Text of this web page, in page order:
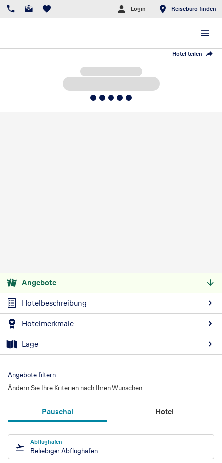
Login Reisebüro finden
Hotel teilen
5
Angebote
Hotelbeschreibung
Hotelmerkmale
Lage
Angebote filtern
Ändern Sie Ihre Kriterien nach Ihren Wünschen
Pauschal Hotel
Abflughafen
Beliebiger Abflughafen